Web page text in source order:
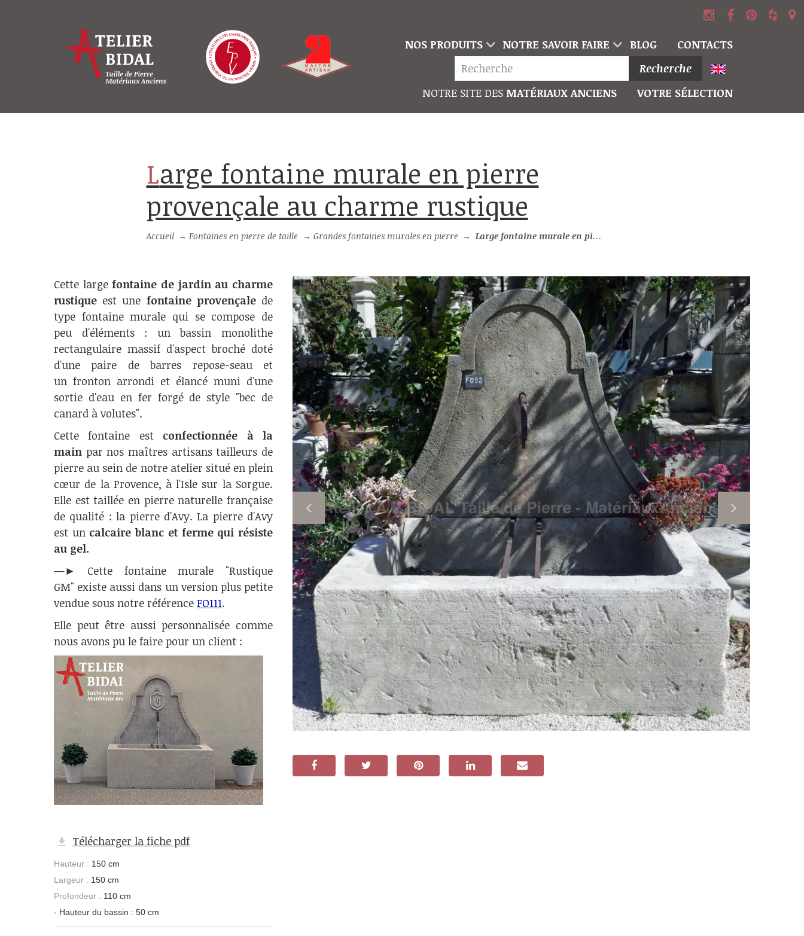
NOS PRODUITS NOTRE SAVOIR FAIRE BLOG
CONTACTS
Recherche
NOTRE SITE DES MATÉRIAUX ANCIENS VOTRE SÉLECTION
Large fontaine murale en pierre
provençale au charme rustique
Accueil →Fontaines en pierre de taille → Grandes fontaines murales en pierre → Large fontaine murale en pierre provençale au charme rustique
Cette largefontaine de jardin au charme
rustique est une fontaine provençalede
type fontaine murale qui se compose de
peu d'éléments : un bassin monolithe
rectangulaire massif d'aspect broché doté
d'une paire de barres repose-seau et
un fronton arrondi et élancé muni d'une
sortie d'eau en fer forgé de style "bec de
canard à volutes".
Cette fontaine est confectionnée à la
main par nos maîtres artisans tailleurs de
pierre au sein de notre atelier situé en plein
cœur de la Provence, à l'Isle sur la Sorgue.
Elle est taillée en pierre naturelle française
de qualité : la pierre d'Avy. La pierre d'Avy
est un calcaire blanc et ferme qui résiste
au gel.
—► Cette fontaine murale "Rustique
GM" existe aussi dans un version plus petite
vendue sous notre référenceFO111.
Elle peut être aussi personnalisée comme
nous avons pu le faire pour un client :
Télécharger la fiche pdf
Hauteur : 150 cm
Largeur : 150 cm
Profondeur : 110 cm
- Hauteur du bassin : 50 cm